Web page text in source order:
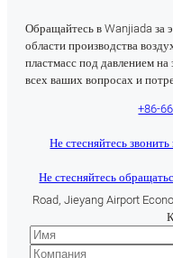
Обращайтесь в Wanjiada за
области производства
пластмасс под давлением
всех ваших вопросах и
+86-
Не стесняйтесь
Не стесняйтесь
Road, Jieyang Airport